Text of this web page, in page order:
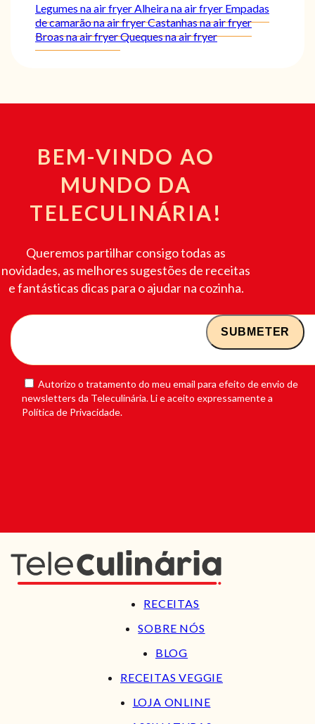
Legumes na air fryer Alheira na air fryer Empadas
de camarão na air fryerCastanhas na air fryer
Broas na air fryerQueques na air fryer
BEM-VINDO AO
MUNDO DA
TELECULINÁRIA!
Queremos partilhar consigo todas as
novidades, as melhores sugestões de receitas
e fantásticas dicas para o ajudar na cozinha.
Autorizo o tratamento do meu email para efeito de envio de
newsletters da Teleculinária. Li e aceito expressamente a
Política de Privacidade.
RECEITAS
SOBRE NÓS
BLOG
RECEITAS VEGGIE
LOJA ONLINE